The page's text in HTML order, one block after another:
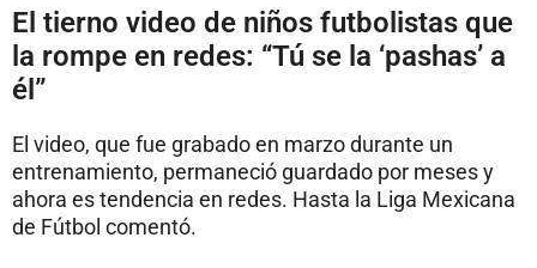
El tierno video de niños futbolistas que
la rompe en redes: “Tú se la ‘pashas’ a
él”
El video, que fue grabado en marzo durante un
entrenamiento, permaneció guardado por meses y
ahora es tendencia en redes. Hasta la Liga Mexicana
de Fútbol comentó.